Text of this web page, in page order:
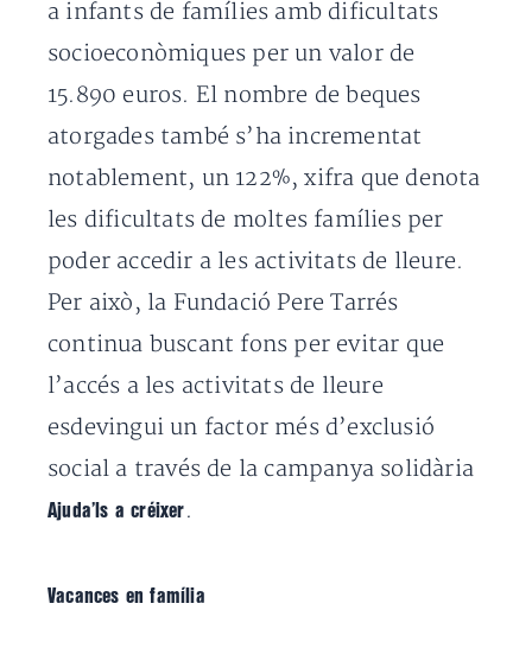
a infants de famílies amb dificultats
socioeconòmiques per un valor de
15.890 euros. El nombre de beques
atorgades també s’ha incrementat
notablement, un 122%, xifra que denota
les dificultats de moltes famílies per
poder accedir a les activitats de lleure.
Per això, la Fundació Pere Tarrés
continua buscant fons per evitar que
l’accés a les activitats de lleure
esdevingui un factor més d’exclusió
social a través de la campanya solidària
Ajuda’ls a créixer .
Vacances en família